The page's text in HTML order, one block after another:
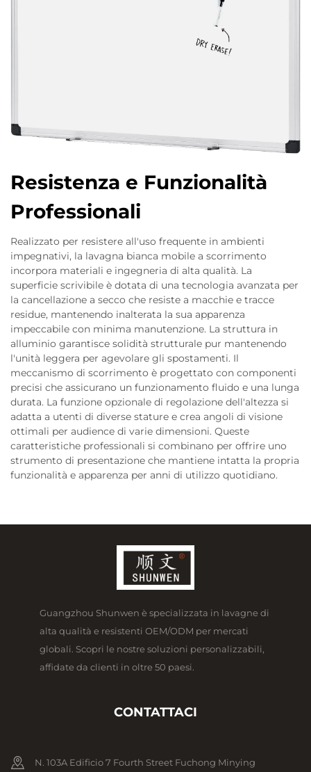
Resistenza e Funzionalità
Professionali
Realizzato per resistere all'uso frequente in ambienti
impegnativi, la lavagna bianca mobile a scorrimento
incorpora materiali e ingegneria di alta qualità. La
superficie scrivibile è dotata di una tecnologia avanzata per
la cancellazione a secco che resiste a macchie e tracce
residue, mantenendo inalterata la sua apparenza
impeccabile con minima manutenzione. La struttura in
alluminio garantisce solidità strutturale pur mantenendo
l'unità leggera per agevolare gli spostamenti. Il
meccanismo di scorrimento è progettato con componenti
precisi che assicurano un funzionamento fluido e una lunga
durata. La funzione opzionale di regolazione dell'altezza si
adatta a utenti di diverse stature e crea angoli di visione
ottimali per audience di varie dimensioni. Queste
caratteristiche professionali si combinano per offrire uno
strumento di presentazione che mantiene intatta la propria
funzionalità e apparenza per anni di utilizzo quotidiano.
Guangzhou Shunwen è specializzata in lavagne di
alta qualità e resistenti OEM/ODM per mercati
globali. Scopri le nostre soluzioni personalizzabili,
affidate da clienti in oltre 50 paesi.
CONTATTACI
N. 103A Edificio 7 Fourth Street Fuchong Minying